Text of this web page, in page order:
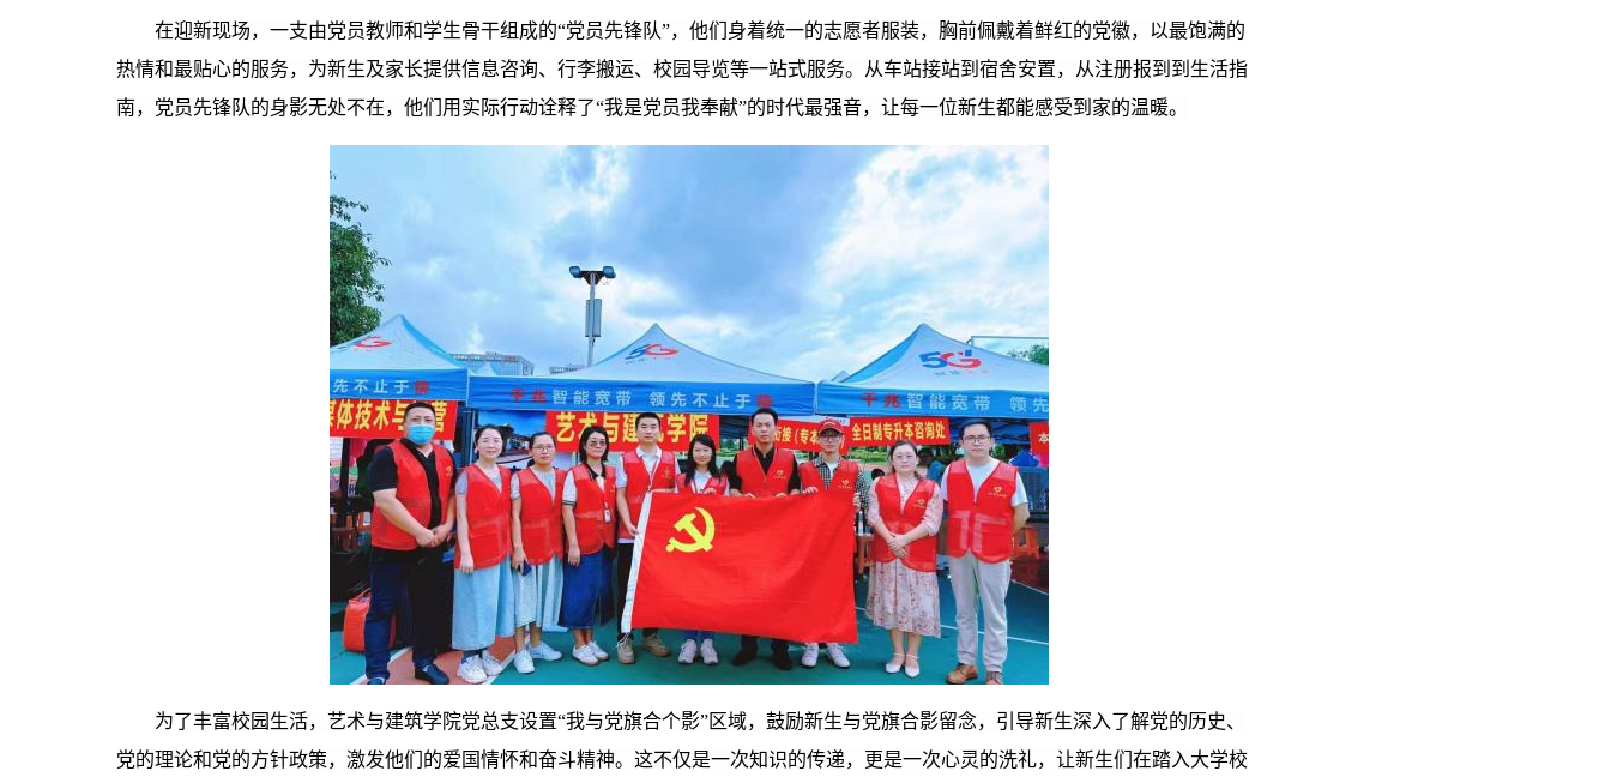
在迎新现场，一支由党员教师和学生骨干组成的“党员先锋队”， 他们身着统一的志愿者服装，胸前佩戴着鲜红的党徽，以最饱满的
热情和最贴心的服务，为新生及家长提供信息咨询、行李搬运、校园导览等一站式服务。从车站接站到宿舍安置，从注册报到到生活指
南，党员先锋队的身影无处不在，他们用实际行动诠释了“我是党员我奉献”的时代最强音，让每一位新生都能感受到家的温暖。
为了丰富校园 生活， 艺术与建筑学院党总支设置“我与党旗合个影”区域，鼓励新生与党旗合影留念，引导新生深入了解党的历史、
党的理论和党的方针政策，激发他们的爱国情怀和奋斗精神。 这不仅是一次知识的传递，更是一次心灵的洗礼，让新生们在踏入大学校